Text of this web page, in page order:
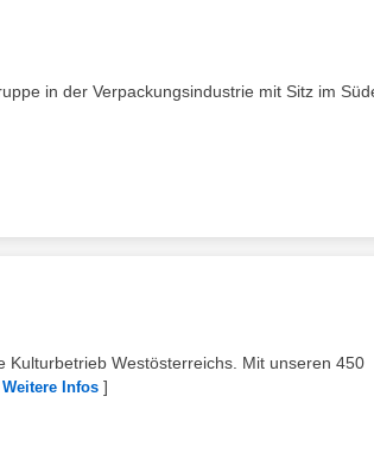
in der Verpackungsindustrie mit Sitz im
Westösterreichs. Mit unseren 450
Weitere Infos ]